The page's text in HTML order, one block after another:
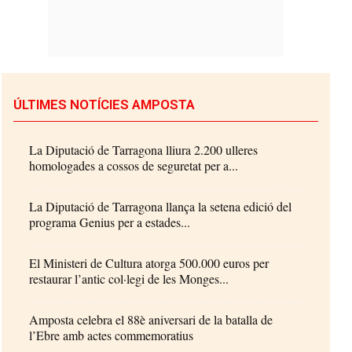
ÚLTIMES NOTÍCIES AMPOSTA
La Diputació de Tarragona lliura 2.200 ulleres
homologades a cossos de seguretat per a...
La Diputació de Tarragona llança la setena edició del
programa Genius per a estades...
El Ministeri de Cultura atorga 500.000 euros per
restaurar l’antic col·legi de les Monges...
Amposta celebra el 88è aniversari de la batalla de
l’Ebre amb actes commemoratius